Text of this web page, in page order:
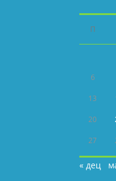
П
6
13
20
27
« дец